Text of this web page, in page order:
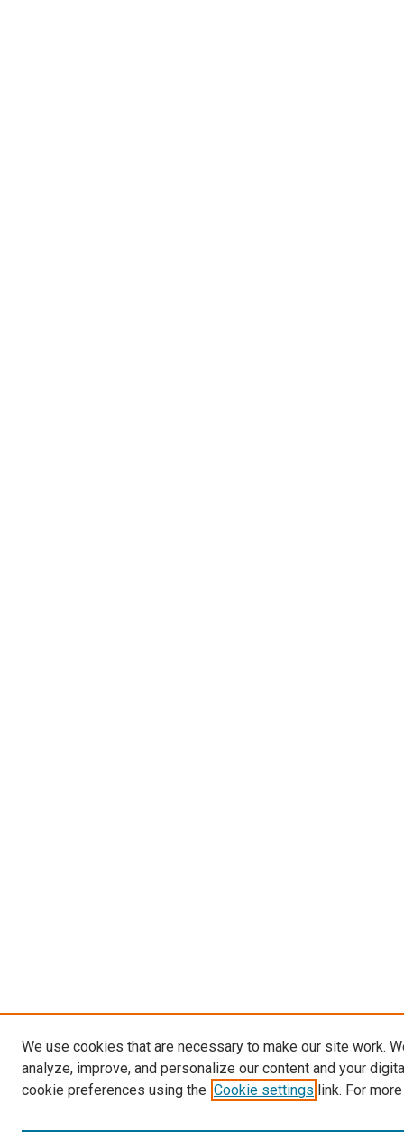
We use cookies that are necessary to make our site work.
analyze, improve, and personalize our content and your
cookie preferences using the Cookie settings link. For